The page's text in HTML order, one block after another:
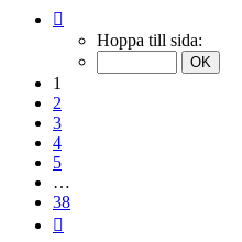
Hoppa till sida:
1
2
3
4
5
…
38